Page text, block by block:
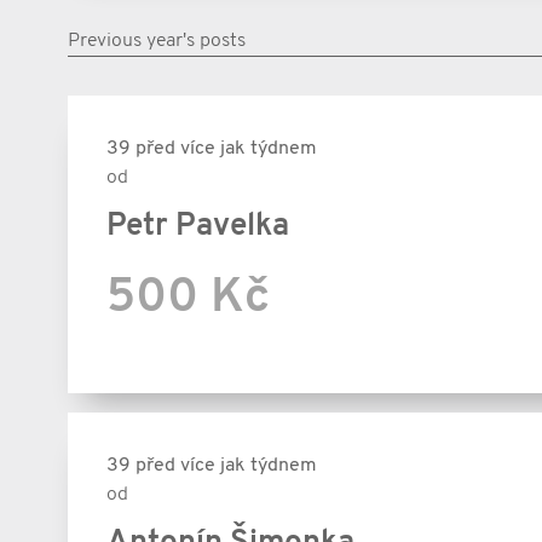
Previous year's posts
39 před více jak týdnem
od
Petr Pavelka
500 Kč
39 před více jak týdnem
od